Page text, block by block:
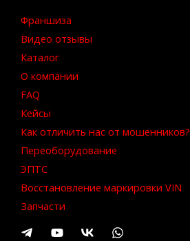
Франшиза
Видео отзывы
Каталог
О компании
FAQ
Кейсы
Как отличить нас от мошенников?
Переоборудование
ЭПТС
Восстановление маркировки VIN
Запчасти